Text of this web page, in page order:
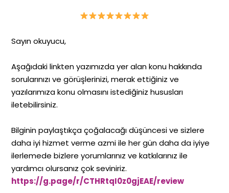
Sayın okuyucu,
Aşağıdaki linkten yazımızda yer alan konu hakkında
sorularınızı ve görüşlerinizi, merak ettiğiniz ve
yazılarımıza konu olmasını istediğiniz hususları
iletebilirsiniz.
Bilginin paylaştıkça çoğalacağı düşüncesi ve sizlere
daha iyi hizmet verme azmi ile her gün daha da iyiye
ilerlemede bizlere yorumlarınız ve katkılarınız ile
yardımcı olursanız çok seviniriz.
https://g.page/r/CTHRtqI0z0gjEAE/review